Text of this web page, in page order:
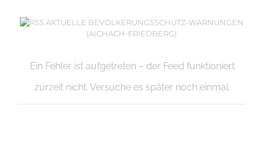
AKTUELLE BEVÖLKERUNGSSCHUTZ-WARNUNGEN
(AICHACH-FRIEDBERG)
Ein Fehler ist aufgetreten – der Feed funktioniert
zurzeit nicht. Versuche es später noch einmal.